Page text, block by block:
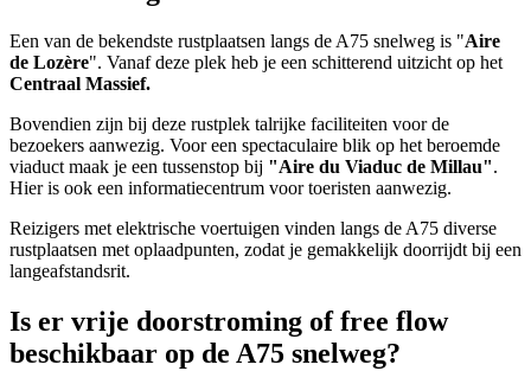
Een van de bekendste rustplaatsen langs de A75 snelweg is "Aire
de Lozère". Vanaf deze plek heb je een schitterend uitzicht op het
Centraal Massief.
Bovendien zijn bij deze rustplek talrijke faciliteiten voor de
bezoekers aanwezig. Voor een spectaculaire blik op het beroemde
viaduct maak je een tussenstop bij "Aire du Viaduc de Millau".
Hier is ook een informatiecentrum voor toeristen aanwezig.
Reizigers met elektrische voertuigen vinden langs de A75 diverse
rustplaatsen met oplaadpunten, zodat je gemakkelijk doorrijdt bij een
langeafstandsrit.
Is er vrije doorstroming of free flow
beschikbaar op de A75 snelweg?